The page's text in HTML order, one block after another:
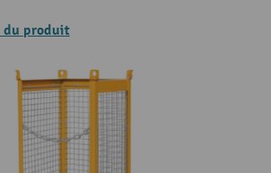
du produit